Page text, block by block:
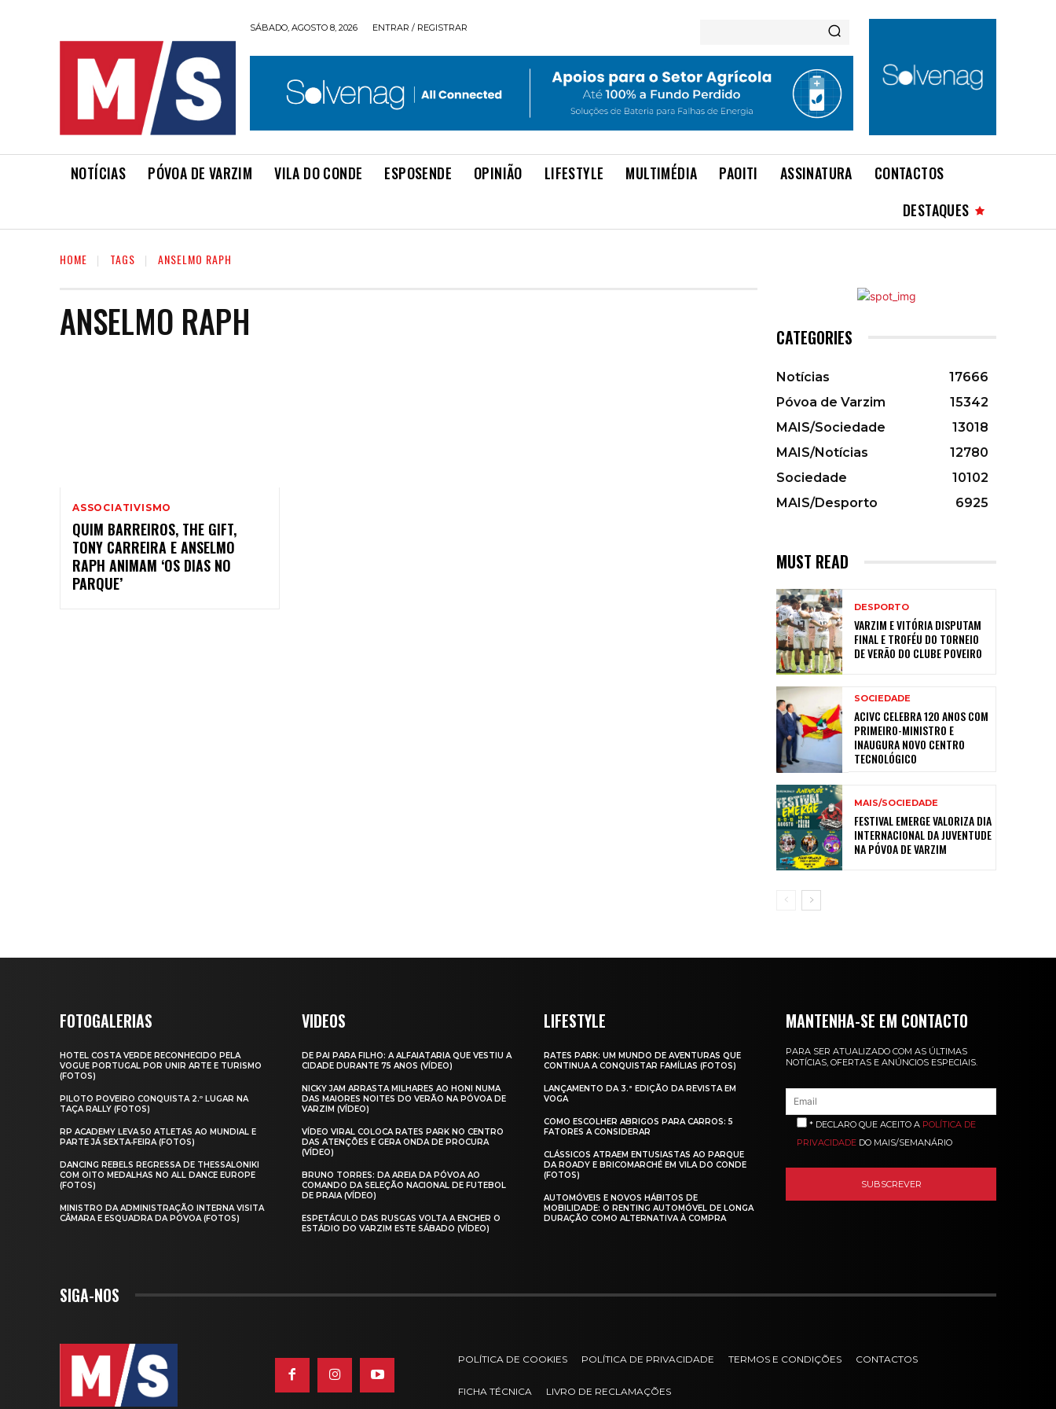
SÁBADO, AGOSTO 8, 2026 ENTRAR / REGISTRAR
NOTÍCIAS PÓVOA DE VARZIM VILA DO CONDE ESPOSENDE OPINIÃO LIFESTYLE MULTIMÉDIA PAOITI ASSINATURA
CONTACTOS
DESTAQUES
HOME TAGS ANSELMO RAPH
ANSELMO RAPH
ASSOCIATIVISMO
QUIM BARREIROS, THE GIFT,
TONY CARREIRA E ANSELMO
RAPH ANIMAM ‘OS DIAS NO
PARQUE’
CATEGORIES
Notícias
17666
Póvoa de Varzim
15342
MAIS/Sociedade
13018
MAIS/Notícias
12780
Sociedade
10102
MAIS/Desporto
6925
MUST READ
DESPORTO
VARZIM E VITÓRIA DISPUTAM
FINAL E TROFÉU DO TORNEIO
DE VERÃO DO CLUBE POVEIRO
SOCIEDADE
ACIVC CELEBRA 120 ANOS COM
PRIMEIRO-MINISTRO E
INAUGURA NOVO CENTRO
TECNOLÓGICO
MAIS/SOCIEDADE
FESTIVAL EMERGE VALORIZA DIA
INTERNACIONAL DA JUVENTUDE
NA PÓVOA DE VARZIM
FOTOGALERIAS
HOTEL COSTA VERDE RECONHECIDO PELA
VOGUE PORTUGAL POR UNIR ARTE E TURISMO
(FOTOS)
PILOTO POVEIRO CONQUISTA 2.º LUGAR NA
TAÇA RALLY (FOTOS)
RP ACADEMY LEVA 50 ATLETAS AO MUNDIAL E
PARTE JÁ SEXTA‑FEIRA (FOTOS)
DANCING REBELS REGRESSA DE THESSALONIKI
COM OITO MEDALHAS NO ALL DANCE EUROPE
(FOTOS)
MINISTRO DA ADMINISTRAÇÃO INTERNA VISITA
CÂMARA E ESQUADRA DA PÓVOA (FOTOS)
VIDEOS
DE PAI PARA FILHO: A ALFAIATARIA QUE VESTIU A
CIDADE DURANTE 75 ANOS (VÍDEO)
NICKY JAM ARRASTA MILHARES AO HONI NUMA
DAS MAIORES NOITES DO VERÃO NA PÓVOA DE
VARZIM (VÍDEO)
VÍDEO VIRAL COLOCA RATES PARK NO CENTRO
DAS ATENÇÕES E GERA ONDA DE PROCURA
(VÍDEO)
BRUNO TORRES: DA AREIA DA PÓVOA AO
COMANDO DA SELEÇÃO NACIONAL DE FUTEBOL
DE PRAIA (VÍDEO)
ESPETÁCULO DAS RUSGAS VOLTA A ENCHER O
ESTÁDIO DO VARZIM ESTE SÁBADO (VÍDEO)
LIFESTYLE
RATES PARK: UM MUNDO DE AVENTURAS QUE
CONTINUA A CONQUISTAR FAMÍLIAS (FOTOS)
LANÇAMENTO DA 3.ª EDIÇÃO DA REVISTA EM
VOGA
COMO ESCOLHER ABRIGOS PARA CARROS: 5
FATORES A CONSIDERAR
CLÁSSICOS ATRAEM ENTUSIASTAS AO PARQUE
DA ROADY E BRICOMARCHÉ EM VILA DO CONDE
(FOTOS)
AUTOMÓVEIS E NOVOS HÁBITOS DE
MOBILIDADE: O RENTING AUTOMÓVEL DE LONGA
DURAÇÃO COMO ALTERNATIVA À COMPRA
MANTENHA-SE EM CONTACTO
PARA SER ATUALIZADO COM AS ÚLTIMAS
NOTÍCIAS, OFERTAS E ANÚNCIOS ESPECIAIS.
* DECLARO QUE ACEITO A POLÍTICA DE
PRIVACIDADE DO MAIS/SEMANÁRIO
SIGA-NOS
POLÍTICA DE COOKIES POLÍTICA DE PRIVACIDADE TERMOS E CONDIÇÕES CONTACTOS
FICHA TÉCNICA LIVRO DE RECLAMAÇÕES